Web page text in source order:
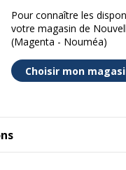
Pour connaître les
votre magasin de
(Magenta - Nouméa)
Choisir mon